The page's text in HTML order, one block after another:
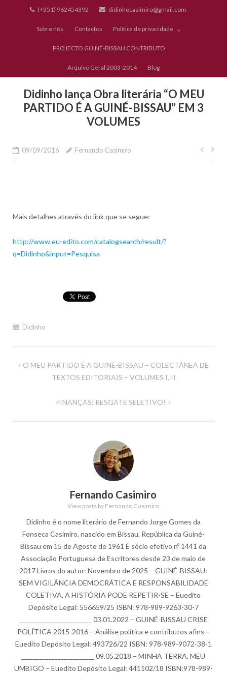
(+351) 962454392 didinhocasimiro@gmail.com
Sobre nós Contactos Política de privacidade
PROJECTO GUINÉ-BISSAU CONTRIBUTO
Arquivo Geral 2003-2014 Blog
Didinho lança Obra literária “O MEU
PARTIDO É A GUINÉ-BISSAU” EM 3
VOLUMES
09/09/2016 Fernando Casimiro
Mais detalhes através do link que se segue:
http://www.eu-edito.com/catalogsearch/result/?
q=Didinho&input=Pesquisa
Didinho
Navegação
O MEU PARTIDO É A GUINÉ-BISSAU – COLECTÂNEA DE
TEXTOS EDITORIAIS – VOLUMES I, II
FINANÇAS: RESGATE SELETIVO!
Fernando Casimiro
View posts by Fernando Casimiro
Didinho é o nome literário de Fernando Jorge Gomes da
Fonseca Casimiro, nascido em Bissau, República da Guiné-
Bissau em 15 de Agosto de 1961 É sócio efetivo nº 1441 da
Associação Portuguesa de Escritores desde 23 de maio de
2017 Livros do autor: Novembro de 2025 – GUINÉ-BISSAU:
SEM VIGILÂNCIA DEMOCRÁTICA E RESPONSABILIDADE
COLETIVA, A HISTÓRIA PODE REPETIR-SE – Euedito
Depósito Legal: 556659/25 ISBN: 978-989-9263-30-7
________________________ 03.01.2022 – GUINÉ-BISSAU CRISE
POLÍTICA 2015-2016 – Análise política e contributos afins –
Euedito Depósito Legal: 493726/22 ISBN: 978-989-9072-38-1
________________________ 09.05.2018 – MINHA TERRA, MEU
UMBIGO – Euedito Depósito Legal: 441102/18 ISBN:978-989-